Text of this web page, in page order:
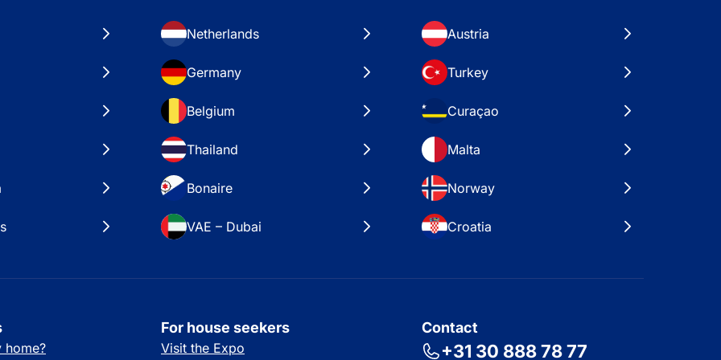
Netherlands Austria
Germany Turkey
Belgium Curaçao
Thailand Malta
Bonaire Norway
VAE – Dubai Croatia
home?
For house seekers
Visit the Expo
Contact
+31 30 888 78 77